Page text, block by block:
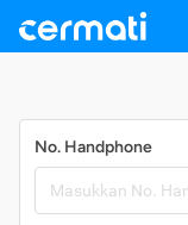
No. Handphone